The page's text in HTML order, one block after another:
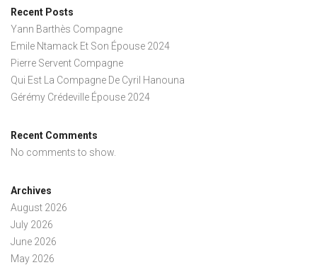
Recent Posts
Yann Barthès Compagne
Emile Ntamack Et Son Épouse 2024
Pierre Servent Compagne
Qui Est La Compagne De Cyril Hanouna
Gérémy Crédeville Épouse 2024
Recent Comments
No comments to show.
Archives
August 2026
July 2026
June 2026
May 2026